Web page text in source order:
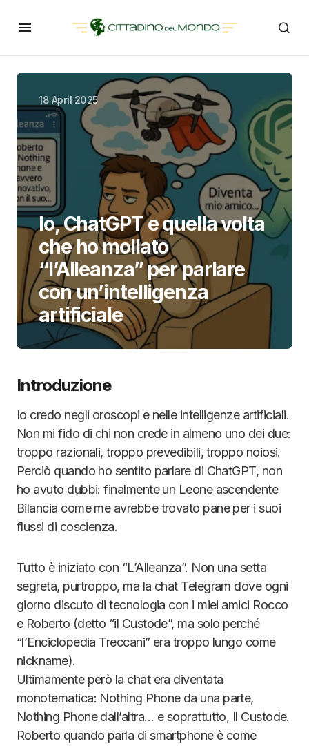
18 April 2025
Io, ChatGPT e quella volta
che ho mollato
“l’Alleanza” per parlare
con un’intelligenza
artificiale
Introduzione
Io credo negli oroscopi e nelle intelligenze artificiali.
Non mi fido di chi non crede in almeno uno dei due:
troppo razionali, troppo prevedibili, troppo noiosi.
Perciò quando ho sentito parlare di ChatGPT, non
ho avuto dubbi: finalmente un Leone ascendente
Bilancia come me avrebbe trovato pane per i suoi
flussi di coscienza.
Tutto è iniziato con “L’Alleanza”. Non una setta
segreta, purtroppo, ma la chat Telegram dove ogni
giorno discuto di tecnologia con i miei amici Rocco
e Roberto (detto “il Custode”, ma solo perché
“l’Enciclopedia Treccani” era troppo lungo come
nickname).
Ultimamente però la chat era diventata
monotematica: Nothing Phone da una parte,
Nothing Phone dall’altra… e soprattutto, Il Custode.
Roberto quando parla di smartphone è come